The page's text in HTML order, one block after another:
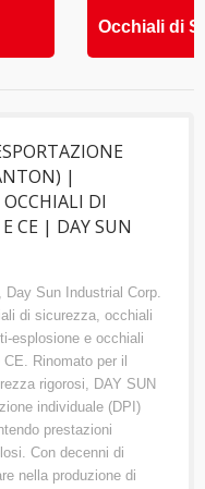
Occhiali di
|
DI
CE | DAY SUN
Day Sun Industrial Corp.
di sicurezza, occhiali
esplosione e occhiali
Rinomato per il
rigorosi, DAY SUN
individuale (DPI)
prestazioni
Con decenni di
nella produzione di